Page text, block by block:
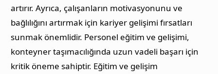
artırır. Ayrıca, çalışanların motivasyonunu ve
bağlılığını artırmak için kariyer gelişimi fırsatları
sunmak önemlidir. Personel eğitim ve gelişimi,
konteyner taşımacılığında uzun vadeli başarı için
kritik öneme sahiptir. Eğitim ve gelişim